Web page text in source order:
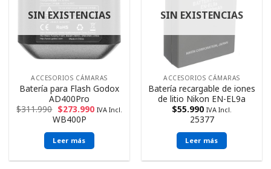
SIN EXISTENCIAS
ACCESORIOS CÁMARAS
Batería para Flash Godox
AD400Pro
$311.990 $273.990 IVA Incl.
WB400P
Leer más
SIN EXISTENCIAS
ACCESORIOS CÁMARAS
Batería recargable de iones
de litio Nikon EN-EL9a
$55.990 IVA Incl.
25377
Leer más